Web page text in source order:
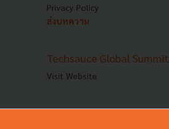
Privacy Policy
ส่งบทความ
Techsauce Global Summit
Visit Website